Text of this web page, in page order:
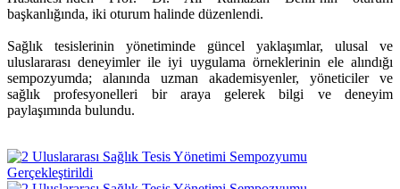
başkanlığında, iki oturum halinde düzenlendi.
Sağlık tesislerinin yönetiminde güncel yaklaşımlar, ulusal ve
uluslararası deneyimler ile iyi uygulama örneklerinin ele alındığı
sempozyumda; alanında uzman akademisyenler, yöneticiler ve
sağlık profesyonelleri bir araya gelerek bilgi ve deneyim
paylaşımında bulundu.